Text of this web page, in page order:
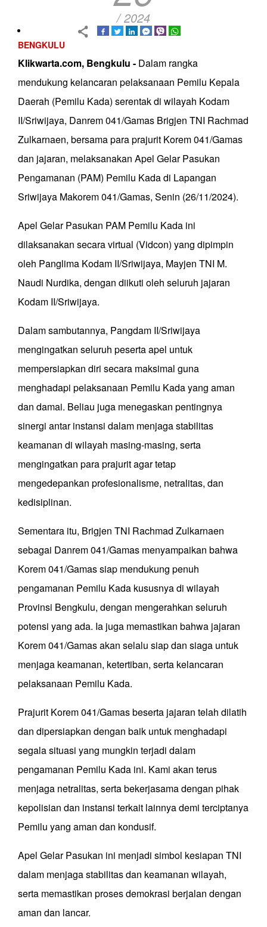
/ 2024
BENGKULU
Klikwarta.com, Bengkulu - Dalam rangka
mendukung kelancaran pelaksanaan Pemilu Kepala
Daerah (Pemilu Kada) serentak di wilayah Kodam
II/Sriwijaya, Danrem 041/Gamas Brigjen TNI Rachmad
Zulkarnaen, bersama para prajurit Korem 041/Gamas
dan jajaran, melaksanakan Apel Gelar Pasukan
Pengamanan (PAM) Pemilu Kada di Lapangan
Sriwijaya Makorem 041/Gamas, Senin (26/11/2024).
Apel Gelar Pasukan PAM Pemilu Kada ini
dilaksanakan secara virtual (Vidcon) yang dipimpin
oleh Panglima Kodam II/Sriwijaya, Mayjen TNI M.
Naudi Nurdika, dengan diikuti oleh seluruh jajaran
Kodam II/Sriwijaya.
Dalam sambutannya, Pangdam II/Sriwijaya
mengingatkan seluruh peserta apel untuk
mempersiapkan diri secara maksimal guna
menghadapi pelaksanaan Pemilu Kada yang aman
dan damai. Beliau juga menegaskan pentingnya
sinergi antar instansi dalam menjaga stabilitas
keamanan di wilayah masing-masing, serta
mengingatkan para prajurit agar tetap
mengedepankan profesionalisme, netralitas, dan
kedisiplinan.
Sementara itu, Brigjen TNI Rachmad Zulkarnaen
sebagai Danrem 041/Gamas menyampaikan bahwa
Korem 041/Gamas siap mendukung penuh
pengamanan Pemilu Kada kususnya di wilayah
Provinsi Bengkulu, dengan mengerahkan seluruh
potensi yang ada. Ia juga memastikan bahwa jajaran
Korem 041/Gamas akan selalu siap dan siaga untuk
menjaga keamanan, ketertiban, serta kelancaran
pelaksanaan Pemilu Kada.
Prajurit Korem 041/Gamas beserta jajaran telah dilatih
dan dipersiapkan dengan baik untuk menghadapi
segala situasi yang mungkin terjadi dalam
pengamanan Pemilu Kada ini. Kami akan terus
menjaga netralitas, serta bekerjasama dengan pihak
kepolisian dan instansi terkait lainnya demi terciptanya
Pemilu yang aman dan kondusif.
Apel Gelar Pasukan ini menjadi simbol kesiapan TNI
dalam menjaga stabilitas dan keamanan wilayah,
serta memastikan proses demokrasi berjalan dengan
aman dan lancar.